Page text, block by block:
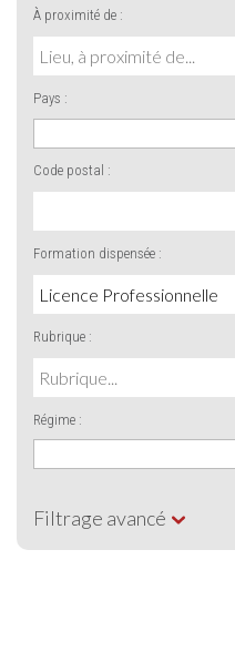
À proximité de :
Pays :
Code postal :
Formation dispensée :
Rubrique :
Régime :
Filtrage avancé